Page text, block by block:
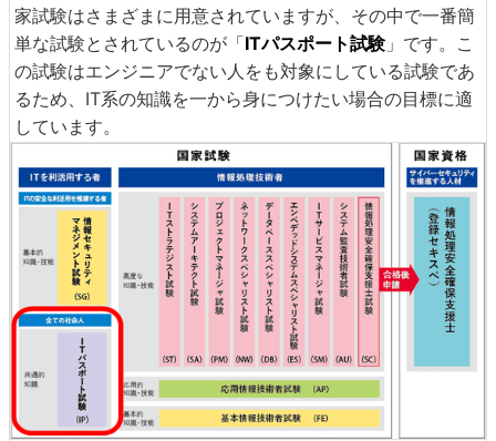
家試験はさまざまに用意されていますが、その中で一番簡
単な試験とされているのが「ITパスポート試験」です。こ
の試験はエンジニアでない人をも対象にしている試験であ
るため、IT系の知識を一から身につけたい場合の目標に適
しています。